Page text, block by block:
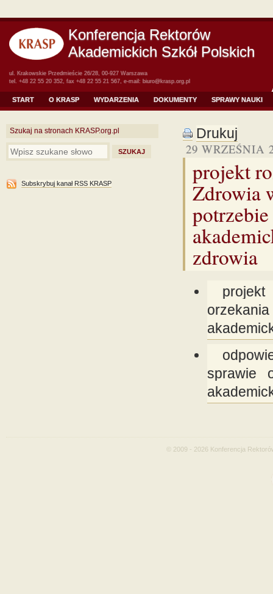
Konferencja Rektorów
Akademickich Szkół Polskich
ul. Krakowskie Przedmieście 26/28, 00-927 Warszawa
tel. +48 22 55 20 352, fax +48 22 55 21 567, e-mail: biuro@krasp.org.pl
START O KRASP WYDARZENIA DOKUMENTY SPRAWY NAUKI
Szukaj na stronach KRASP.org.pl
Subskrybuj kanał RSS KRASP
Drukuj
29 WRZEŚNIA
projekt
Zdrowia
zdrowia
sprawie
© 2009 - 2026 Konferencja